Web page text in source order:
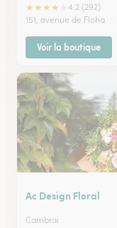
★★★★
4.2 (292)
151, avenue de Floha
Voir la boutique
Ac Design Floral
Cambrai